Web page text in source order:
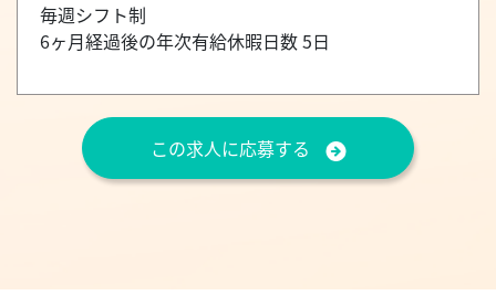
毎週シフト制
6ヶ月経過後の年次有給休暇日数 5日
この求人に応募する